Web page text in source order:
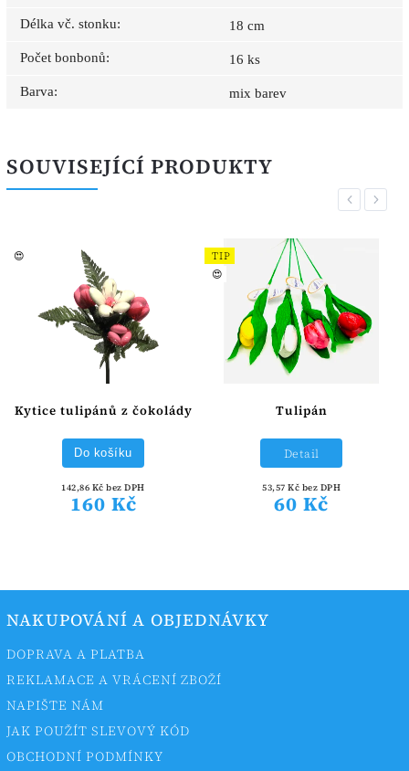
Délka vč. stonku: 18 cm
Počet bonbonů: 16 ks
Barva: mix barev
SOUVISEJÍCÍ PRODUKTY
Previous
😍
Kytice tulipánů z čokolády
142,86 Kč bez DPH
160 Kč
Do košíku
TIP
😍
Tulipán
53,57 Kč bez DPH
60 Kč
Detail
Next
NAKUPOVÁNÍ A OBJEDNÁVKY
DOPRAVA A PLATBA
REKLAMACE A VRÁCENÍ ZBOŽÍ
NAPIŠTE NÁM
JAK POUŽÍT SLEVOVÝ KÓD
OBCHODNÍ PODMÍNKY